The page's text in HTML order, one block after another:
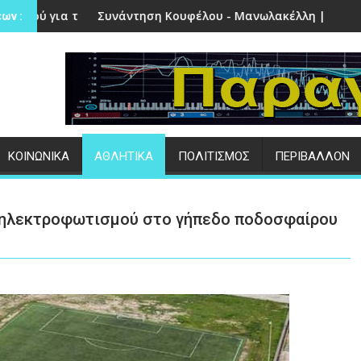
: Πέτρα
Κουφέλου - Μανωλακέλλη | Στο επίκεντρο το παλιό
Επιτυχημένες
ΚΟΙΝΩΝΙΚΑ ΑΘΛΗΤΙΚΑ ΠΟΛΙΤΙΣΜΟΣ ΠΕΡΙΒΑΛΛΟΝ
στο γήπεδο ποδοσφαίρου